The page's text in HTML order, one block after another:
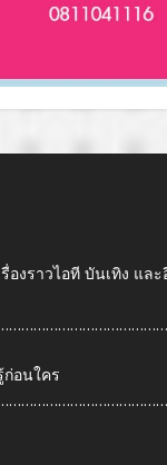
องราวไอที บันเทิง แล
อนใคร